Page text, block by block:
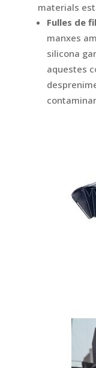
materials
Fulles de
manxes
silicona
aquestes